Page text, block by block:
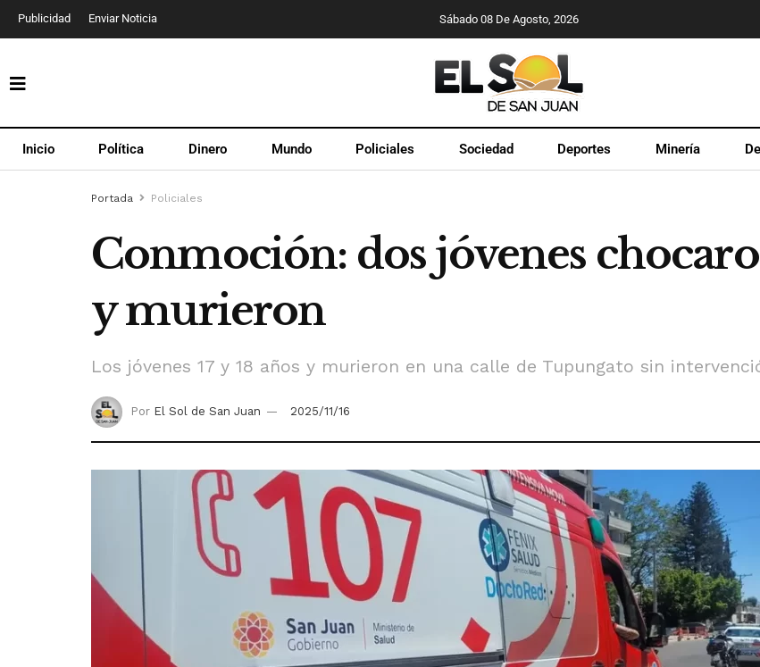
Publicidad Enviar Noticia Sábado 08 De Agosto, 2026
Inicio Política Dinero Mundo Policiales Sociedad Deportes Minería
Portada Policiales
Conmoción: dos jóvenes
y murieron
Los jóvenes 17 y 18 años y murieron en una calle de Tupungato sin
Por El Sol de San Juan 2025/11/16